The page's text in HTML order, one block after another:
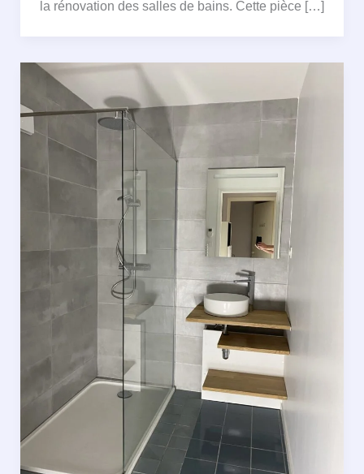
la rénovation des salles de bains. Cette pièce […]